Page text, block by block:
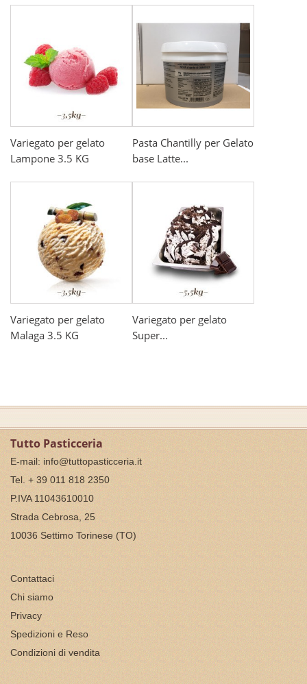
Variegato per gelato
Lampone 3.5 KG
Pasta Chantilly per Gelato
base Latte...
Variegato per gelato
Malaga 3.5 KG
Variegato per gelato
Super...
Tutto Pasticceria
E-mail: info@tuttopasticceria.it
Tel. + 39 011 818 2350
P.IVA 11043610010
Strada Cebrosa, 25
10036 Settimo Torinese (TO)
Contattaci
Chi siamo
Privacy
Spedizioni e Reso
Condizioni di vendita